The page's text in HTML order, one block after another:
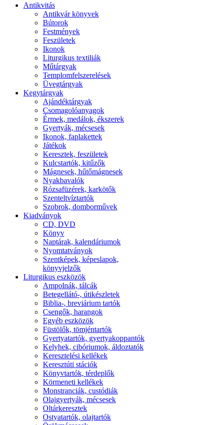
Antikvitás
Antikvár könyvek
Bútorok
Festmények
Feszületek
Ikonok
Liturgikus textiliák
Műtárgyak
Templomfelszerelések
Üvegtárgyak
Kegytárgyak
Ajándéktárgyak
Csomagolóanyagok
Érmek, medálok, ékszerek
Gyertyák, mécsesek
Ikonok, faplakettek
Játékok
Keresztek, feszületek
Kulcstartók, kitűzők
Mágnesek, hűtőmágnesek
Nyakbavalók
Rózsafüzérek, karkötők
Szenteltvíztartók
Szobrok, domborművek
Kiadványok
CD, DVD
Könyv
Naptárak, kalendáriumok
Nyomtatványok
Szentképek, képeslapok,
könyvjelzők
Liturgikus eszközök
Ampolnák, tálcák
Betegellátó-, útikészletek
Biblia-, breviárium tartók
Csengők, harangok
Egyéb eszközök
Füstölők, tömjéntartók
Gyertyatartók, gyertyakoppantók
Kelyhek, cibóriumok, áldoztatók
Keresztelési kellékek
Keresztúti stációk
Könyvtartók, térdeplők
Körmeneti kellékek
Monstranciák, custódiák
Olajgyertyák, mécsesek
Oltárkeresztek
Ostyatartók, olajtartók